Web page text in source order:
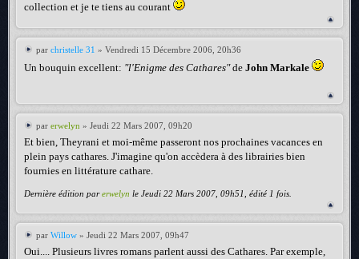
collection et je te tiens au courant
par christelle 31 » Vendredi 15 Décembre 2006, 20h36
Un bouquin excellent: "l'Enigme des Cathares"de John Markale
par erwelyn » Jeudi 22 Mars 2007, 09h20
Et bien, Theyrani et moi-même passeront nos prochaines vacances en
plein pays cathares. J'imagine qu'on accèdera à des librairies bien
fournies en littérature cathare.
Dernière édition parerwelyn le Jeudi 22 Mars 2007, 09h51, édité 1 fois.
par Willow » Jeudi 22 Mars 2007, 09h47
Oui.... Plusieurs livres romans parlent aussi des Cathares. Par exemple,